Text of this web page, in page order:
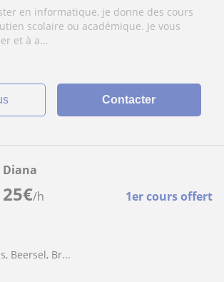
en informatique, je donne des cours
scolaire ou académique. Je vous
et à a...
Contacter
25€/h 1er cours offert
Diana
Beersel, Br...